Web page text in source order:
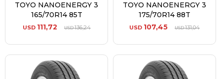
TOYO NANOENERGY 3
165/70R14 85T
USD 111,72 USD136,24
TOYO NANOENERGY 3
175/70R14 88T
USD 107,45 USD131,04